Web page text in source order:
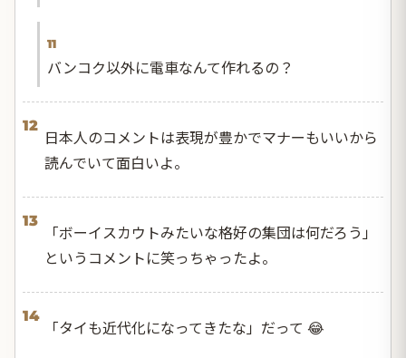
11
バンコク以外に電車なんて作れるの？
12
日本人のコメントは表現が豊かでマナーもいいから
読んでいて面白いよ。
13
「ボーイスカウトみたいな格好の集団は何だろう」
というコメントに笑っちゃったよ。
14
「タイも近代化になってきたな」だって 😂